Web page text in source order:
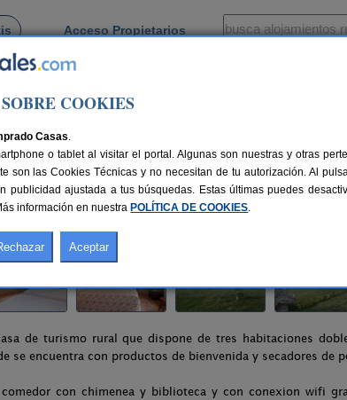
Acceso Propietarios
de turismo rural que dispone de tres habitaciones
se encuentra con productos de bienvenida y secadores de
con chimenea y biblioteca y con conexion wifi
COOKIES
Casas.
o tablet al visitar el portal. Algunas son nuestras y otras
son las Cookies Técnicas y no necesitan de tu autorización. Al
ajustada a tus búsquedas. Estas últimas puedes
información en nuestra POLÍTICA DE COOKIES.